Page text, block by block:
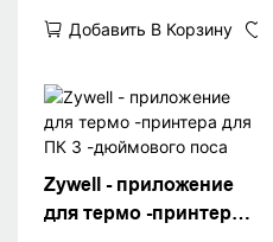
принтер с
Скачать черный цвет
ZY606
Добавить В Корзину
Zywell - приложение
для термо -принтера